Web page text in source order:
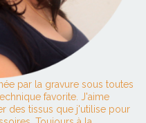
par la gravure sous toutes
favorite. J'aime
des tissus que j'utilise pour